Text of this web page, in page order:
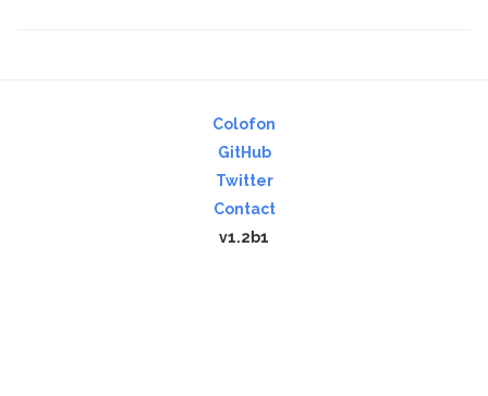
Colofon
GitHub
Twitter
Contact
v1.2b1